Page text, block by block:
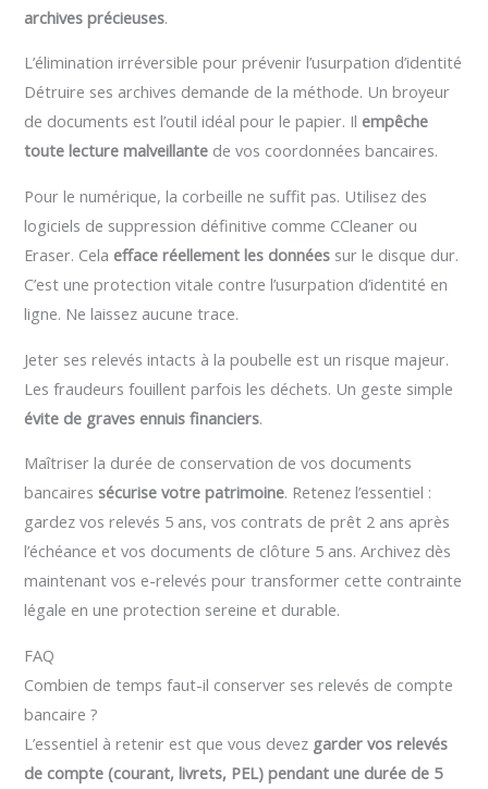
archives précieuses.
L’élimination irréversible pour prévenir l’usurpation d’identité
Détruire ses archives demande de la méthode. Un broyeur
de documents est l’outil idéal pour le papier. Il empêche
toute lecture malveillante de vos coordonnées bancaires.
Pour le numérique, la corbeille ne suffit pas. Utilisez des
logiciels de suppression définitive comme CCleaner ou
Eraser. Cela efface réellement les données sur le disque dur.
C’est une protection vitale contre l’usurpation d’identité en
ligne. Ne laissez aucune trace.
Jeter ses relevés intacts à la poubelle est un risque majeur.
Les fraudeurs fouillent parfois les déchets. Un geste simple
évite de graves ennuis financiers.
Maîtriser la durée de conservation de vos documents
bancairessécurise votre patrimoine. Retenez l’essentiel :
gardez vos relevés 5 ans, vos contrats de prêt 2 ans après
l’échéance et vos documents de clôture 5 ans. Archivez dès
maintenant vos e-relevés pour transformer cette contrainte
légale en une protection sereine et durable.
FAQ
Combien de temps faut-il conserver ses relevés de compte
bancaire ?
L’essentiel à retenir est que vous devez garder vos relevés
de compte (courant, livrets, PEL) pendant une durée de 5